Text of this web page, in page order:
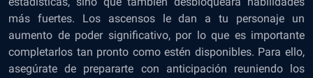
más fuertes. Los ascensos le dan a tu personaje un
aumento de poder significativo, por lo que es importante
completarlos tan pronto como estén disponibles. Para ello,
asegúrate de prepararte con anticipación reuniendo los